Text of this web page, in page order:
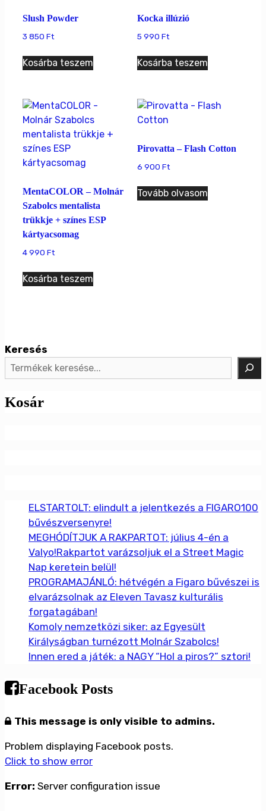
Slush Powder
3 850 Ft
Kosárba teszem
Kocka illúzió
5 990Ft
Kosárba teszem
MentaCOLOR – Molnár
Szabolcs mentalista
trükkje + színes ESP
kártyacsomag
4 990 Ft
Kosárba teszem
Pirovatta – Flash Cotton
6 900Ft
Tovább olvasom
Keresés
Kosár
ELSTARTOLT: elindult a jelentkezés a FIGARO100
bűvészversenyre!
MEGHÓDÍTJUK A RAKPARTOT: július 4-én a
Valyo!Rakpartot varázsoljuk el a Street Magic
Nap keretein belül!
PROGRAMAJÁNLÓ: hétvégén a Figaro bűvészei is
elvarázsolnak az Eleven Tavasz kulturális
forgatagában!
Komoly nemzetközi siker: az Egyesült
Királyságban turnézott Molnár Szabolcs!
Innen ered a játék: a NAGY “Hol a piros?” sztori!
Facebook Posts
This message is only visible to admins.
Problem displaying Facebook posts.
Click to show error
Error: Server configuration issue